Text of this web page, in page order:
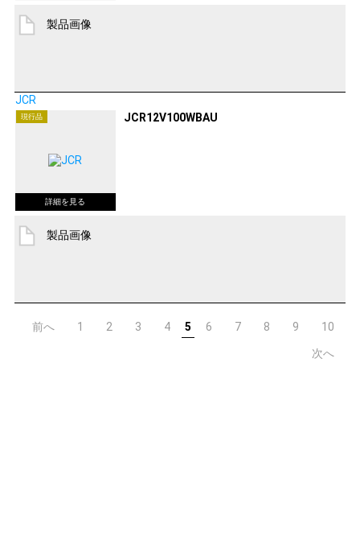
製品画像
JCR
現行品 JCR12V100WBAU
製品画像
前へ 1 2 3 4 5 6 7 8 9 10
次へ